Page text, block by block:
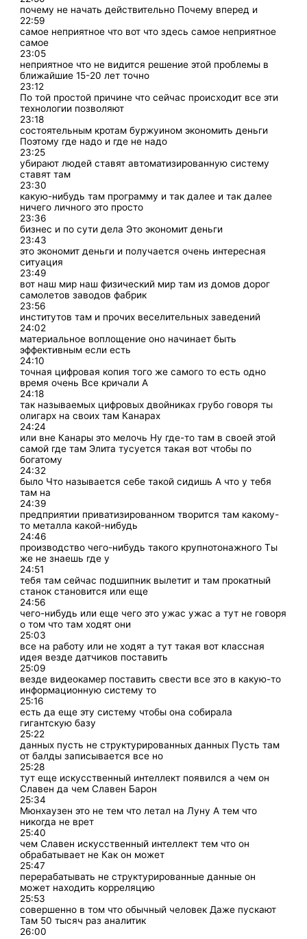
почему не начать действительно Почему вперед и
22:59
самое неприятное что вот что здесь самое неприятное
самое
23:05
неприятное что не видится решение этой проблемы в
ближайшие 15-20 лет точно
23:12
По той простой причине что сейчас происходит все эти
технологии позволяют
23:18
состоятельным кротам буржуином экономить деньги
Поэтому где надо и где не надо
23:25
убирают людей ставят автоматизированную систему
ставят там
23:30
какую-нибудь там программу и так далее и так далее
ничего личного это просто
23:36
бизнес и по сути дела Это экономит деньги
23:43
это экономит деньги и получается очень интересная
ситуация
23:49
вот наш мир наш физический мир там из домов дорог
самолетов заводов фабрик
23:56
институтов там и прочих веселительных заведений
24:02
материальное воплощение оно начинает быть
эффективным если есть
24:10
точная цифровая копия того же самого то есть одно
время очень Все кричали А
24:18
так называемых цифровых двойниках грубо говоря ты
олигарх на своих там Канарах
24:24
или вне Канары это мелочь Ну где-то там в своей этой
самой где там Элита тусуется такая вот чтобы по
богатому
24:32
было Что называется себе такой сидишь А что у тебя
там на
24:39
предприятии приватизированном творится там какому-
то металла какой-нибудь
24:46
производство чего-нибудь такого крупнотонажного Ты
же не знаешь где у
24:51
тебя там сейчас подшипник вылетит и там прокатный
станок становится или еще
24:56
чего-нибудь или еще чего это ужас ужас а тут не говоря
о том что там ходят они
25:03
все на работу или не ходят а тут такая вот классная
идея везде датчиков поставить
25:09
везде видеокамер поставить свести все это в какую-то
информационную систему то
25:16
есть да еще эту систему чтобы она собирала
гигантскую базу
25:22
данных пусть не структурированных данных Пусть там
от балды записывается все но
25:28
тут еще искусственный интеллект появился а чем он
Славен да чем Славен Барон
25:34
Мюнхаузен это не тем что летал на Луну А тем что
никогда не врет
25:40
чем Славен искусственный интеллект тем что он
обрабатывает не Как он может
25:47
перерабатывать не структурированные данные он
может находить корреляцию
25:53
совершенно в том что обычный человек Даже пускают
Там 50 тысяч раз аналитик
26:00